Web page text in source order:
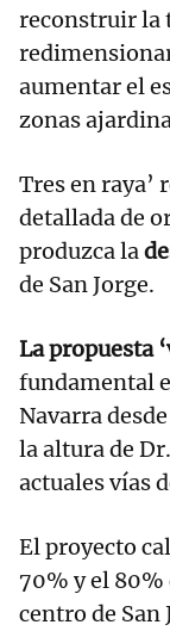
reconstruir la
aumentar el
zonas
Tres en raya’
detallada de
produzca la
de San Jorge.
La propuesta
fundamental
Navarra
la altura de
actuales vías
El proyecto
70% y el
centro de San